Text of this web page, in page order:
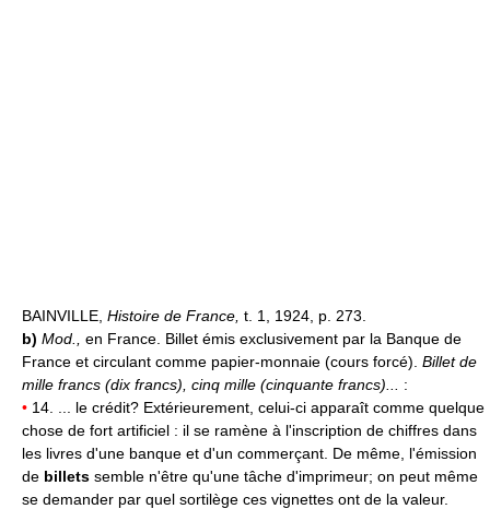
BAINVILLE, Histoire de France, t. 1, 1924, p. 273.
b) Mod.,
en France. Billet émis exclusivement par la Banque de
France et circulant comme papier-monnaie (cours forcé). Billet de
mille francs (dix francs), cinq mille (cinquante francs)...
:
• 14. ... le crédit? Extérieurement, celui-ci apparaît comme quelque
chose de fort artificiel : il se ramène à l'inscription de chiffres dans
les livres d'une banque et d'un commerçant. De même, l'émission
de billets semble n'être qu'une tâche d'imprimeur; on peut même
se demander par quel sortilège ces vignettes ont de la valeur.